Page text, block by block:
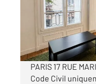
Appartement
1 990
par mois charges
PARIS 17 RUE
Code Civil